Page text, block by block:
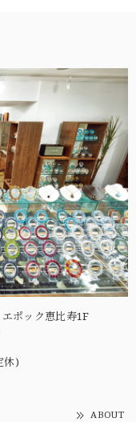
ポック恵比寿1F
休)
ABOUT